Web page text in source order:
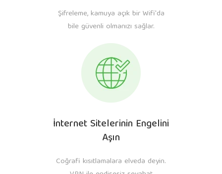
Şifreleme, kamuya açık bir Wifi'da
bile güvenli olmanızı sağlar.
İnternet Sitelerinin Engelini
Aşın
Coğrafi kısıtlamalara elveda deyin.